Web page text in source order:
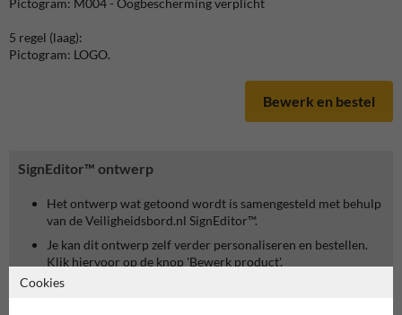
SignEditor™ ontwerp
Het ontwerp wat getoond wordt is samengesteld met behulp
van de Veiligheidsbord.nl SignEditor™.
Je kan dit ontwerp zelf verder personaliseren en bestellen.
Klik hiervoor op de knop 'Bewerk product'.
Pictogram: M004 - Oogbescherming verplicht
5 regel (laag):
Pictogram: LOGO.
Bewerk en bestel
Cookies